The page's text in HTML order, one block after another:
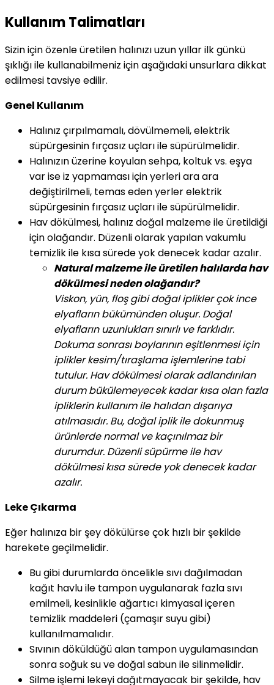
Kullanım Talimatları
Sizin için özenle üretilen halınızı uzun yıllar ilk günkü
şıklığı ile kullanabilmeniz için aşağıdaki unsurlara dikkat
edilmesi tavsiye edilir.
Genel Kullanım
Halınız çırpılmamalı, dövülmemeli, elektrik
süpürgesinin fırçasız uçları ile süpürülmelidir.
Halınızın üzerine koyulan sehpa, koltuk vs. eşya
var ise iz yapmaması için yerleri ara ara
değiştirilmeli, temas eden yerler elektrik
süpürgesinin fırçasız uçları ile süpürülmelidir.
Hav dökülmesi, halınız doğal malzeme ile üretildiği
için olağandır. Düzenli olarak yapılan vakumlu
temizlik ile kısa sürede yok denecek kadar azalır.
Natural malzeme ile üretilen halılarda hav
dökülmesi neden olağandır?
Viskon, yün, floş gibi doğal iplikler çok ince
elyafların bükümünden oluşur. Doğal
elyafların uzunlukları sınırlı ve farklıdır.
Dokuma sonrası boylarının eşitlenmesi için
iplikler kesim/tıraşlama işlemlerine tabi
tutulur. Hav dökülmesi olarak adlandırılan
durum bükülemeyecek kadar kısa olan fazla
ipliklerin kullanım ile halıdan dışarıya
atılmasıdır. Bu, doğal iplik ile dokunmuş
ürünlerde normal ve kaçınılmaz bir
durumdur. Düzenli süpürme ile hav
dökülmesi kısa sürede yok denecek kadar
azalır.
Leke Çıkarma
Eğer halınıza bir şey dökülürse çok hızlı bir şekilde
harekete geçilmelidir.
Bu gibi durumlarda öncelikle sıvı dağılmadan
kağıt havlu ile tampon uygulanarak fazla sıvı
emilmeli, kesinlikle ağartıcı kimyasal içeren
temizlik maddeleri (çamaşır suyu gibi)
kullanılmamalıdır.
Sıvının döküldüğü alan tampon uygulamasından
sonra soğuk su ve doğal sabun ile silinmelidir.
Silme işlemi lekeyi dağıtmayacak bir şekilde, hav